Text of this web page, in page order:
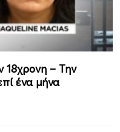
18χρονη – Την
ένα μήνα